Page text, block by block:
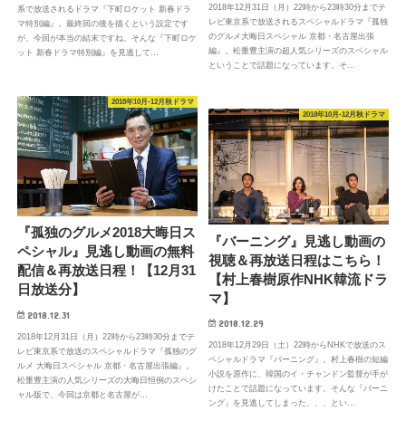
系で放送されるドラマ『下町ロケット 新春ドラ
マ特別編』。最終回の後を描くという設定です
が、今回が本当の結末ですね。そんな『下町ロケ
ット 新春ドラマ特別編』を見逃して…
2018年12月31日（月）22時から23時30分までテ
レビ東京系で放送されるスペシャルドラマ『孤独
のグルメ大晦日スペシャル 京都・名古屋出張
編』。松重豊主演の超人気シリーズのスペシャル
ということで話題になっています。そ…
2018年10月-12月秋ドラマ
『孤独のグルメ2018大晦日ス
ペシャル』見逃し動画の無料
配信＆再放送日程！【12月31
日放送分】
2018.12.31
2018年12月31日（月）22時から23時30分までテ
レビ東京系で放送のスペシャルドラマ『孤独のグ
ルメ 大晦日スペシャル 京都・名古屋出張編』。
松重豊主演の人気シリーズの大晦日恒例のスペシ
ャル版で、今回は京都と名古屋が…
2018年10月-12月秋ドラマ
『バーニング』見逃し動画の
視聴＆再放送日程はこちら！
【村上春樹原作NHK韓流ドラ
マ】
2018.12.29
2018年12月29日（土）22時からNHKで放送のス
ペシャルドラマ『バーニング』。村上春樹の短編
小説を原作に、韓国のイ・チャンドン監督が手が
けたことで話題になっています。そんな『バーニ
ング』を見逃してしまった、、、とい…